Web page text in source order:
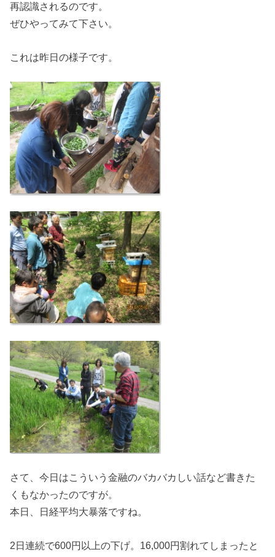
再認識されるのです。
ぜひやってみて下さい。
これは昨日の様子です。
さて、今日はこういう金融のバカバカしい話など書きた
くもなかったのですが。
本日、日経平均大暴落ですね。
2日連続で600円以上の下げ。16,000円割れてしまったと